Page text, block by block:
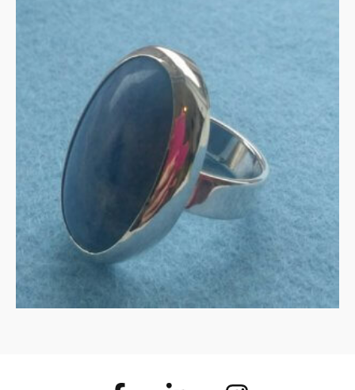
Aventurijn in zilver
135.00
IN WINKELMAND